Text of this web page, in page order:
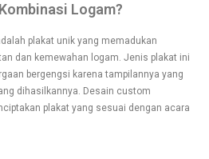
Logam?
plakat unik yang memadukan
dan kemewahan logam. Jenis plakat ini
bergengsi karena tampilannya yang
dihasilkannya. Desain custom
plakat yang sesuai dengan acara